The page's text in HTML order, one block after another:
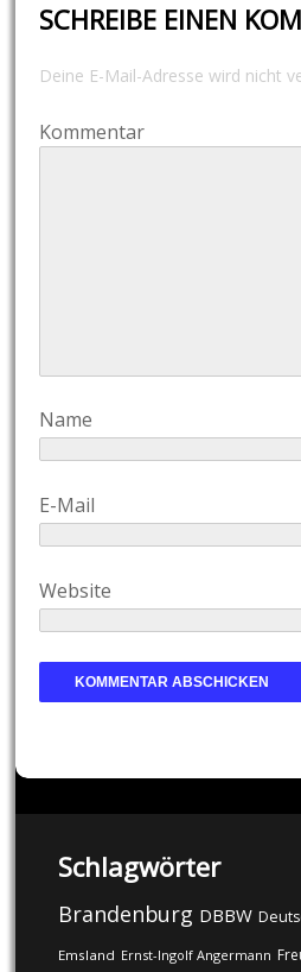
SCHREIBE EINEN
Deine E-Mail-Adresse wird nicht
Kommentar
Name
E-Mail
Website
Schlagwörter
Brandenburg DBBW
Emsland Ernst-Ingolf Angermann